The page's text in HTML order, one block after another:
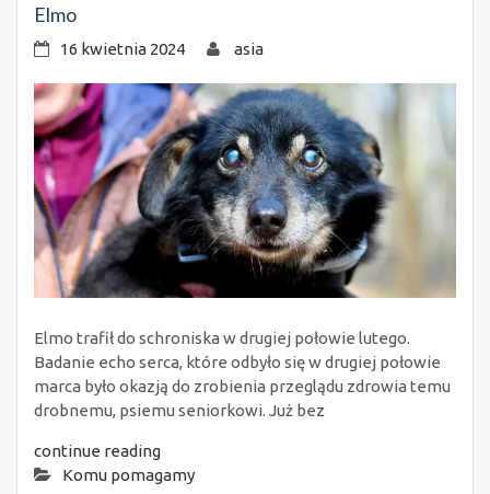
Elmo
16 kwietnia 2024 asia
Elmo trafił do schroniska w drugiej połowie lutego.
Badanie echo serca, które odbyło się w drugiej połowie
marca było okazją do zrobienia przeglądu zdrowia temu
drobnemu, psiemu seniorkowi. Już bez
continue reading
Komu pomagamy